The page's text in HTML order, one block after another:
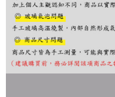
※ 請注意：結帳手續完成當下
購買商品的店家。未經商家同
後付繳納相關費用。
※ 交易是否成功請以「AFTEE
是否繳費成功／繳費後需取消欲
客戶支援中心」
https://